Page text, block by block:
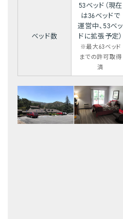
ベッド数
53ベッド（現在
は36ベッドで
運営中、53ベッ
ドに拡張予定）
※最大63ベッド
までの許可取得
済